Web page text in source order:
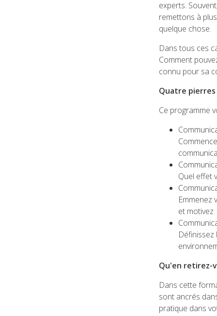
experts.
remettons à
quelque chose.
Dans tous ces
Comment
connu pour sa
Quatre pierres
Ce programme
Quel effet
Emmenez
et motivez.
Qu'en retirez-
Dans cette
sont ancrés
pratique dans